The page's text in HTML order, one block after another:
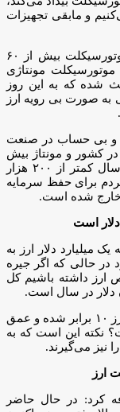
و مابقی تجهیزات
حجازی اضافه کرد: ۱۵ سال پیش در بخش موتورسیکلت بیش از ۶۰
موتورسیکلت مونتاژی
شده که به این روز
به صورت بی رویه ارز
و بی حساب در صنعت
کشور و مونتاژ بیش
از نیاز شود؟ مصرف واقعی موتورسیکلت در سال کمتر از ۲۰۰ هزار
برای حفظ سرمایه
خارج شده است.
میلیارد دلار ارز به
حالی که اگر جیره
ارز داشته باشیم کل
وی افزود: چه اتفاقی افتاده که ناگهان مصرف ارز ۱۰ برابر شده و عمق
درصد شده است؟ نکته این است که به
نیز می‌گیرند.
کرد: در حال حاضر